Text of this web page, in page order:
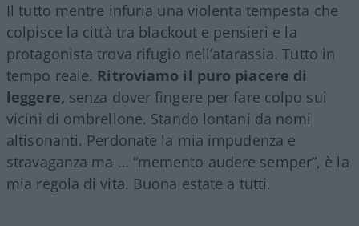
Il tutto mentre infuria una violenta tempesta che
colpisce la città tra blackout e pensieri e la
protagonista trova rifugio nell’atarassia. Tutto in
tempo reale. Ritroviamo il puro piacere di
leggere, senza dover fingere per fare colpo sui
vicini di ombrellone. Stando lontani da nomi
altisonanti. Perdonate la mia impudenza e
stravaganza ma … “memento audere semper”, è la
mia regola di vita. Buona estate a tutti.